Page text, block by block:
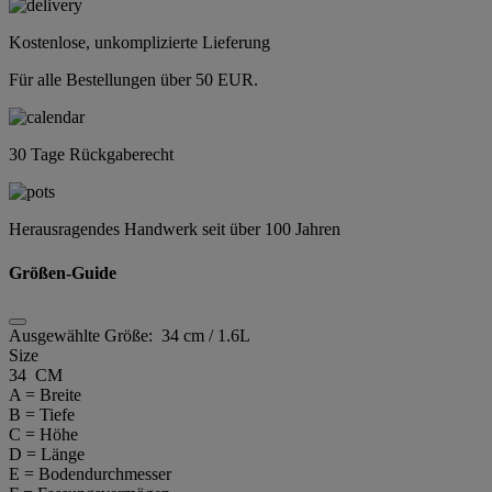
Kostenlose, unkomplizierte Lieferung
Für alle Bestellungen über 50 EUR.
30 Tage Rückgaberecht
Herausragendes Handwerk seit über 100 Jahren
Größen-Guide
Ausgewählte Größe: 34 cm / 1.6L
Size
34 CM
A = Breite
B = Tiefe
C = Höhe
D = Länge
E = Bodendurchmesser